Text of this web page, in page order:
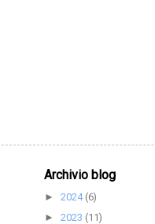
Archivio blog
► 2024 (6)
► 2023 (11)